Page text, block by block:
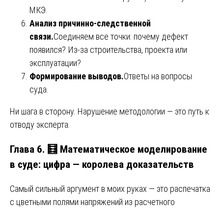
МКЭ.
Анализ причинно-следственной
связи.Соединяем все точки: почему дефект
появился? Из-за строительства, проекта или
эксплуатации?
Формирование выводов.Ответы на вопросы
суда.
Ни шага в сторону. Нарушение методологии — это путь к
отводу эксперта.
Глава 6. 🧮 Математическое моделирование
в суде: цифра — королева доказательств
Самый сильный аргумент в моих руках — это распечатка
с цветными полями напряжений из расчетного